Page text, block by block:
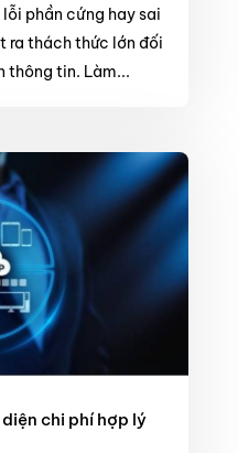
phần cứng hay sai
ra thách thức lớn đối
thông tin. Làm...
chi phí hợp lý